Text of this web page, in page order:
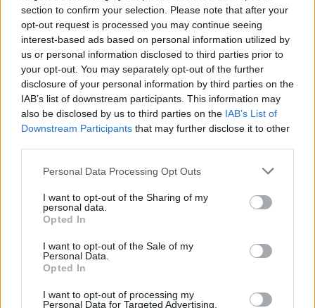
section to confirm your selection. Please note that after your
opt-out request is processed you may continue seeing
interest-based ads based on personal information utilized by
us or personal information disclosed to third parties prior to
your opt-out. You may separately opt-out of the further
disclosure of your personal information by third parties on the
IAB’s list of downstream participants. This information may
also be disclosed by us to third parties on the IAB’s List of
Downstream Participants that may further disclose it to other
Please note that this website/app uses one or more Google
not limited to your visit or usage behaviour. You may click to
grant or deny consent to Google and its third-party tags to
use your data for below specified purposes in below Google
consent section.
Personal Data Processing Opt Outs
I want to opt-out of the Sharing of my
personal data.
Opted In
I want to opt-out of the Sale of my
Personal Data.
Opted In
I want to opt-out of processing my
Personal Data for Targeted Advertising.
Az első lengyel ateista újrakivégzése
(videó)
Brendel Mátyás•2014. január 18.
A minap egy igen érdekes filmre bukkantam a
Szekuláris Figyelőn. Az a blogpost elég rövid,
ismertetőt is, mivel szerintem egy valamennyire
egyedülálló értéket képvisel. A film két szálat
kapcsol egybe, az egyik egy a 17. században…
A Mária-szobor és a
történelemhamisítás
Brendel Mátyás•2013. október 22.